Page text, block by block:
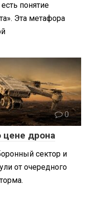
понятие
Эта метафора
0
цене дрона
сектор и
от очередного